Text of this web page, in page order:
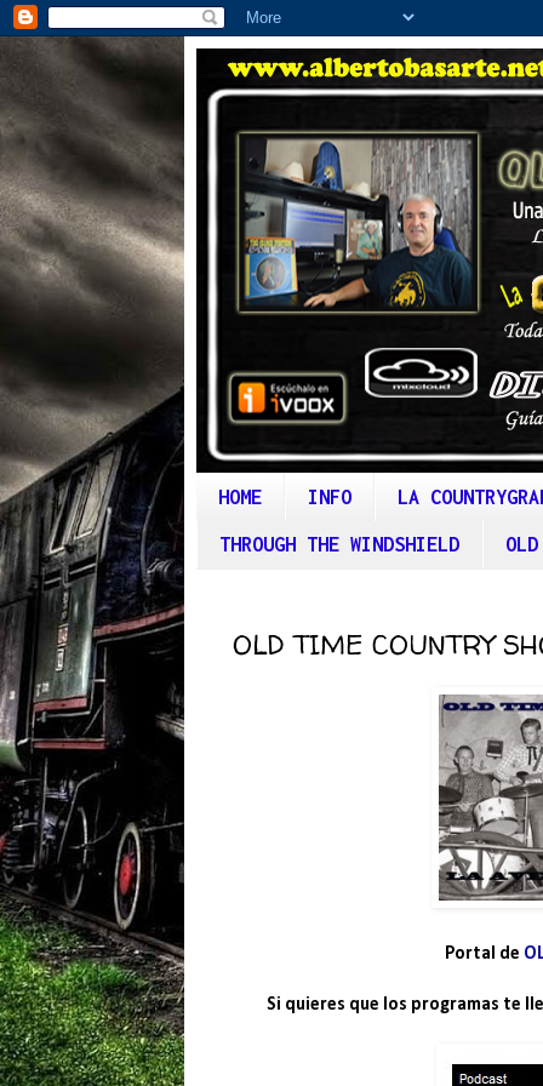
HOME INFO LA
THROUGH THE WINDSHIELD
OLD TIME COUNTRY
Portal de
Si quieres que los programas te